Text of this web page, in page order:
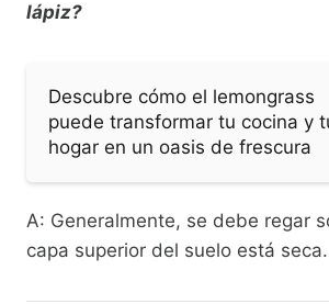
lápiz?
Descubre cómo el lemongrass
puede transformar tu cocina y
hogar en un oasis de frescura
A: Generalmente, se debe regar
capa superior del suelo está seca.